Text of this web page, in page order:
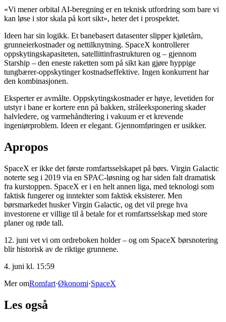
«Vi mener orbital AI-beregning er en teknisk utfordring som bare vi
kan løse i stor skala på kort sikt», heter det i prospektet.
Ideen har sin logikk. Et banebasert datasenter slipper kjøletårn,
grunneierkostnader og nettilknytning. SpaceX kontrollerer
oppskytingskapasiteten, satellittinfrastrukturen og – gjennom
Starship – den eneste raketten som på sikt kan gjøre hyppige
tungbærer-oppskytinger kostnadseffektive. Ingen konkurrent har
den kombinasjonen.
Eksperter er avmålte. Oppskytingskostnader er høye, levetiden for
utstyr i bane er kortere enn på bakken, stråleeksponering skader
halvledere, og varmehåndtering i vakuum er et krevende
ingeniørproblem. Ideen er elegant. Gjennomføringen er usikker.
Apropos
SpaceX er ikke det første romfartsselskapet på børs. Virgin Galactic
noterte seg i 2019 via en SPAC-løsning og har siden falt dramatisk
fra kurstoppen. SpaceX er i en helt annen liga, med teknologi som
faktisk fungerer og inntekter som faktisk eksisterer. Men
børsmarkedet husker Virgin Galactic, og det vil prege hva
investorene er villige til å betale for et romfartsselskap med store
planer og røde tall.
12. juni vet vi om ordreboken holder – og om SpaceX børsnotering
blir historisk av de riktige grunnene.
4. juni kl. 15:59
Mer omRomfart·Økonomi·SpaceX
Les også